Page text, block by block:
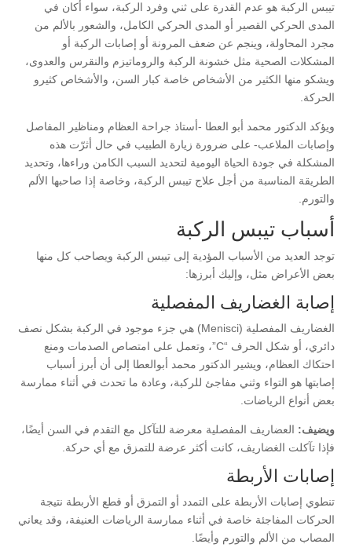
تيبس الركبة هو عدم القدرة على ثني وفرد الركبة، سواء أكان في
المدى الحركي القصير أو المدى الحركي الكامل، والشعور بالألم من
مجرد المحاولة، وينجم عن ضعف المرونة أو إصابات الركبة أو
المشكلات الصحية مثل خشونة الركبة والروماتيزم والنقرس والعدوى،
ويشكو منها الكثير من الأشخاص خاصة كبار السن، والأشخاص كثيرو
الحركة.
ويؤكد الدكتور محمد أبو العطا -أستاذ جراحة العظام ومناظير المفاصل
وإصابات الملاعب- على ضرورة زيارة الطبيب في حال أثرّت هذه
المشكلة في جودة الحياة اليومية لتحديد السبب الكامن وراءها، وتحديد
الطريقة المناسبة من أجل علاج تيبس الركبة، وخاصة إذا صاحبها الألم
والتورم.
أسباب تيبس الركبة
توجد العديد من الأسباب المؤدية إلى تيبس الركبة ويصاحب كل منها
بعض الأعراض مثل، وإليك أبرزها:
إصابة الغضاريف المفصلية
الغضاريف المفصلية (Menisci) هي جزء موجود في الركبة بشكل نصف
دائري، أو شكل الحرف “C”، وتعمل على امتصاص الصدمات ومنع
احتكاك العظام، ويشير الدكتور محمد أبوالعطا إلى أن أبرز أسباب
إصابتها هو التواء وثني مفاجئ للركبة، وعادة ما تحدث في أثناء ممارسة
بعض أنواع الرياضات.
ويضيف: العضاريف المفصلية معرضة للتآكل مع التقدم في السن أيضًا،
فإذا تآكلت الغضاريف، كانت أكثر عرضة للتمزق مع أي حركة.
إصابات الأربطة
تنطوي إصابات الأربطة على التمدد أو التمزق أو قطع الأربطة نتيجة
الحركات المفاجئة خاصة في أثناء ممارسة الرياضات العنيفة، وقد يعاني
المصاب من الألم والتورم وأيضًا.